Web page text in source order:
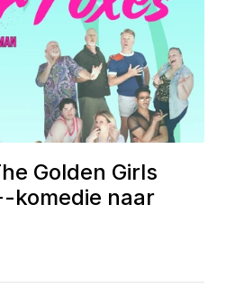
Golden Girls
komedie naar